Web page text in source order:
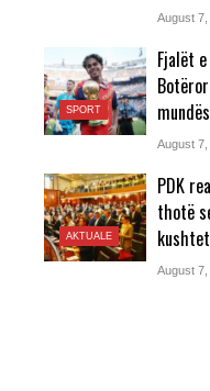
August
SPORT
Fjalët
August
AKTUALE
PDK
thotë
August